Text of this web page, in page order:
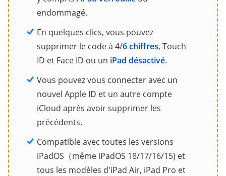
endommagé.
En quelques clics, vous pouvez
supprimer le code à 4/6 chiffres, Touch
ID et Face ID ou un iPad désactivé.
Vous pouvez vous connecter avec un
nouvel Apple ID et un autre compte
iCloud après avoir supprimer les
précédents.
Compatible avec toutes les versions
iPadOS（même iPadOS 18/17/16/15) et
tous les modèles d'iPad Air, iPad Pro et